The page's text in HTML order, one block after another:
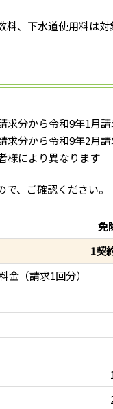
料、下水道使用料は対
求分から令和9年1月
求分から令和9年2月
様により異なります
、ご確認ください。
免
1契
金（請求1回分）